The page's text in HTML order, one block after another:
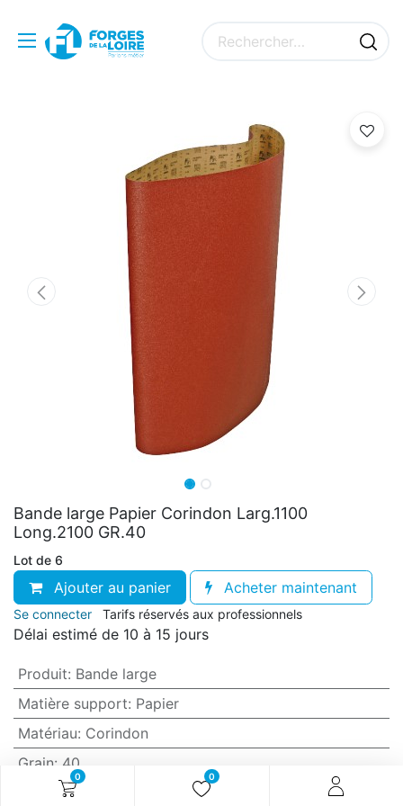
0 0
Bande large Papier Corindon Larg.1100
Long.2100 GR.40
Lot de 6
Ajouter au panier Acheter maintenant
Se connecter Tarifs réservés aux professionnels
Délai estimé de 10 à 15 jours
Produit: Bande large
Matière support: Papier
Matériau: Corindon
Grain: 40
Anti-encrassement
Non (standard)